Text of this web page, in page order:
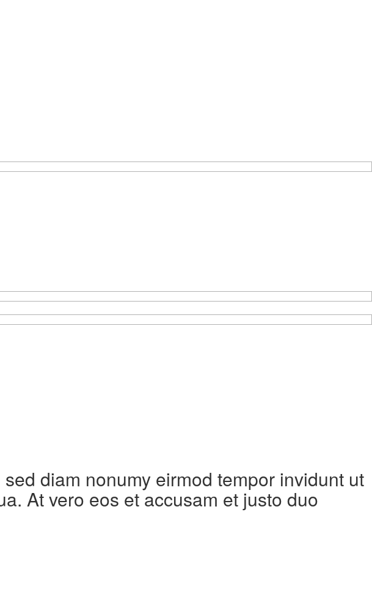
diam nonumy eirmod tempor invidunt ut
At vero eos et accusam et justo duo